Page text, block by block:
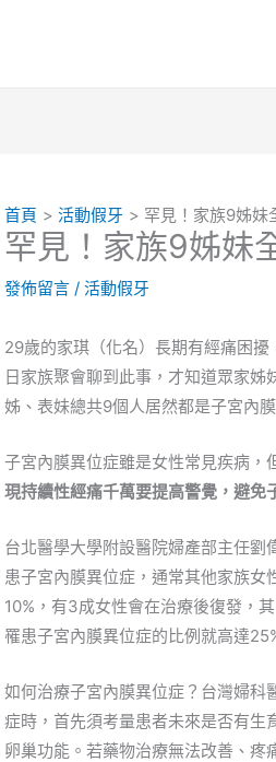
首頁 活動假牙 罕見！家族9姊妹
罕見！家族9姊妹
發佈留言 / 活動假牙
29歲的家琪（化名）長期有經痛困
日家族聚會聊到此事，才知道眾家
姊、表妹總共9個人居然都是子宮內
子宮內膜異位症雖是女性常見疾病，
現持續性經痛千萬要提高警覺，避免
台北醫學大學附設醫院婦產部主任
患子宮內膜異位症，通常其他家族女
10%，有3成女性會在治療後復發，
罹患子宮內膜異位症的比例就高達
如何治療子宮內膜異位症？台灣婦科
症時，首先須考量患者未來是否有生
卵巢功能。若藥物治療無法改善、